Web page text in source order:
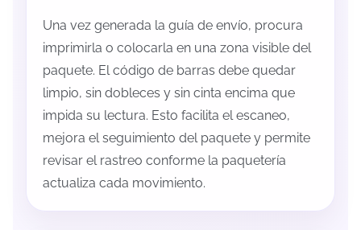
Una vez generada la guía de envío, procura
imprimirla o colocarla en una zona visible del
paquete. El código de barras debe quedar
limpio, sin dobleces y sin cinta encima que
impida su lectura. Esto facilita el escaneo,
mejora el seguimiento del paquete y permite
revisar el rastreo conforme la paquetería
actualiza cada movimiento.